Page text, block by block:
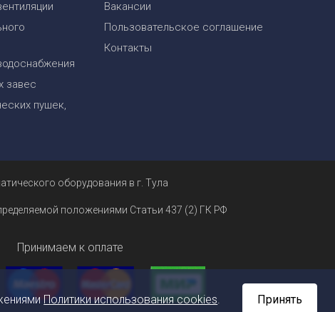
завес
пушек,
Вакансии
Пользовательское соглашение
Контакты
оборудования в г. Тула
положениями Статьи 437 (2) ГК РФ
Принимаем к оплате
Политики использования cookies. Принять